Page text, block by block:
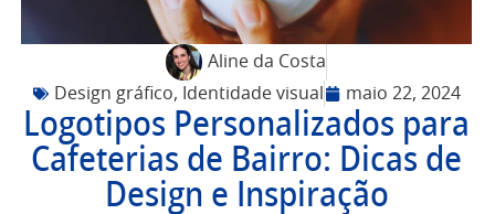
Aline da Costa
Design gráfico, Identidade visual maio 22, 2024
Logotipos Personalizados para
Cafeterias de Bairro: Dicas de
Design e Inspiração